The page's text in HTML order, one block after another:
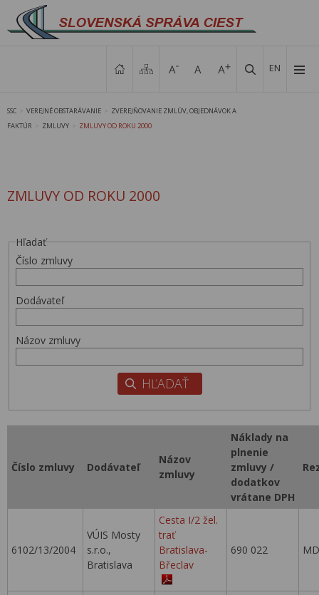
EN
SSC VEREJNÉ OBSTARÁVANIE
ZVEREJŇOVANIE ZMLÚV, OBJEDNÁVOK A
FAKTÚR
ZMLUVY ZMLUVY OD ROKU 2000
ZMLUVY OD ROKU 2000
Hľadať
Číslo zmluvy
Dodávateľ
Názov zmluvy
Číslo zmluvy Dodávateľ
Názov
zmluvy
Náklady na
plnenie
zmluvy /
dodatkov
vrátane DPH
6102/13/2004
VÚIS Mosty
s.r.o.,
Bratislava
Cesta I/2 žel.
trať
Bratislava-
Břeclav
690 022